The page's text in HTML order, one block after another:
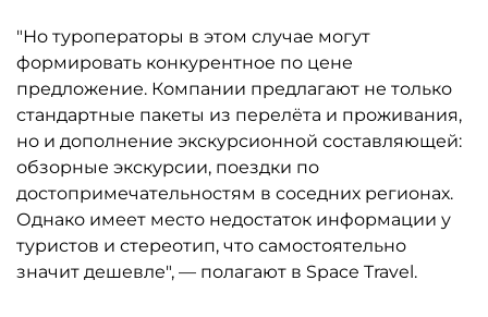
"Но туроператоры в этом случае могут
формировать конкурентное по цене
предложение. Компании предлагают не только
стандартные пакеты из перелёта и проживания,
но и дополнение экскурсионной составляющей:
обзорные экскурсии, поездки по
достопримечательностям в соседних регионах.
Однако имеет место недостаток информации у
туристов и стереотип, что самостоятельно
значит дешевле", — полагают в Space Travel.